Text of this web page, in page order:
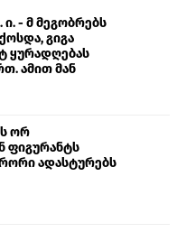
ი. - მ მეგობრებს
გიგა
ყურადღებას
ამით მან
ავალიანს“
ორ
ფიგურანტს
ადასტურებს